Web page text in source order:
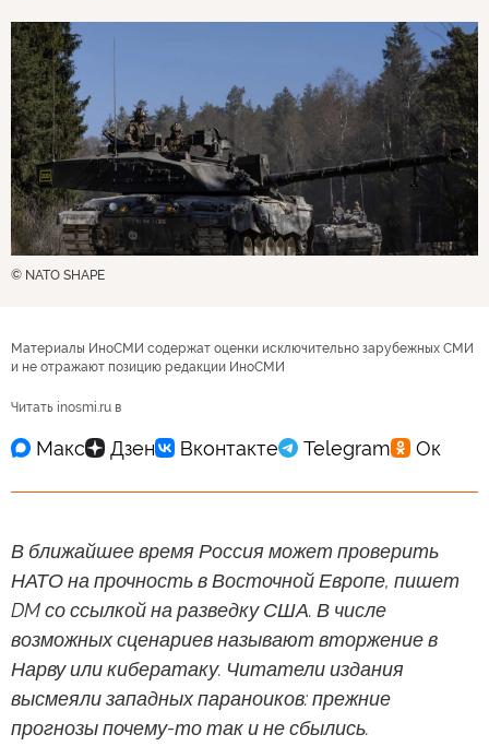
© NATO SHAPE
Материалы ИноСМИ содержат оценки исключительно зарубежных СМИ
и не отражают позицию редакции ИноСМИ
Читать inosmi.ru в
В ближайшее время Россия может проверить
НАТО на прочность в Восточной Европе, пишет
DM со ссылкой на разведку США. В числе
возможных сценариев называют вторжение в
Нарву или кибератаку. Читатели издания
высмеяли западных параноиков: прежние
прогнозы почему-то так и не сбылись.